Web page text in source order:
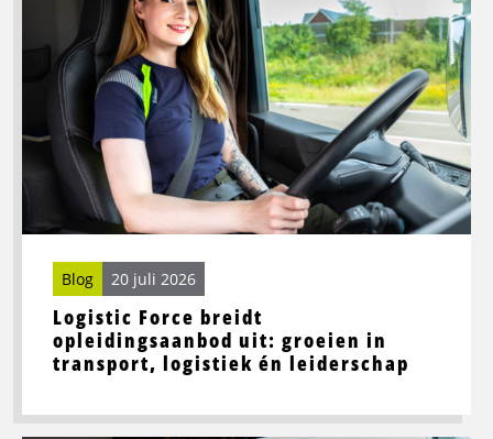
Logistic Force breidt
opleidingsaanbod uit: groeien in
transport, logistiek én leiderschap
Blog 20 juli 2026
Logistic
Force
breidt
opleidingsaanbod
uit:
groeien
in
transport,
leiderschap